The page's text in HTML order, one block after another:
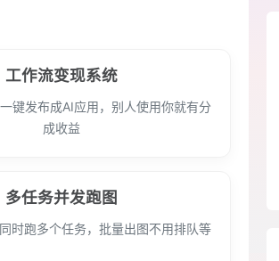
工作流变现系统
键发布成AI应用，别人使用你就有分
成收益
多任务并发跑图
时跑多个任务，批量出图不用排队等